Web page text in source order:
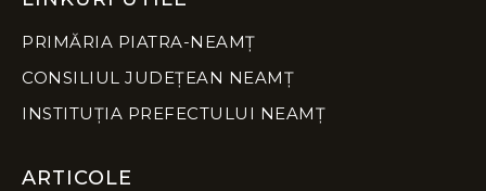
PRIMĂRIA PIATRA-NEAMȚ
CONSILIUL JUDEȚEAN NEAMȚ
INSTITUȚIA PREFECTULUI NEAMȚ
ARTICOLE